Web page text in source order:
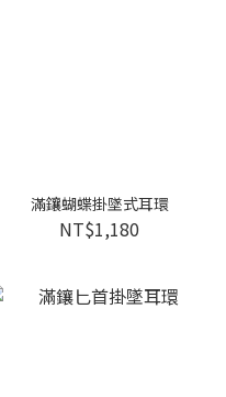
滿鑲蝴蝶掛墜式耳環
NT$1,180